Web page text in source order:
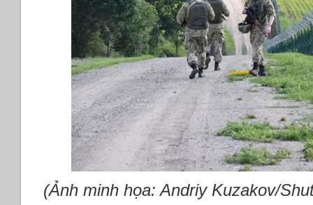
(Ảnh minh họa: Andriy Kuzakov/